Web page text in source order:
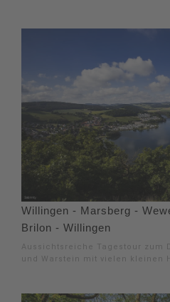
Willingen - Marsberg -
Brilon - Willingen
Aussichtsreiche Tagestour zum
und Warstein mit vielen kleinen